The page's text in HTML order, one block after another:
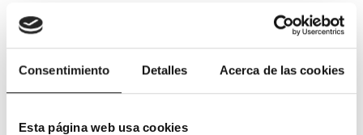
Consentimiento Detalles Acerca de las cookies
Esta página web usa cookies
Otros documentos
necesarios para viajar con
menores
Junto con la autorización del progenitor ausente,